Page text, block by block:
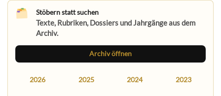
Stöbern statt suchen
Texte, Rubriken, Dossiers und Jahrgänge aus dem
Archiv.
Archiv öffnen
2026 2025 2024 2023